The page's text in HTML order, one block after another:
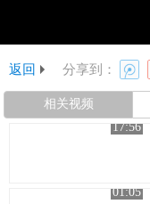
返回 分享到：
相关视频
17:56
01:05